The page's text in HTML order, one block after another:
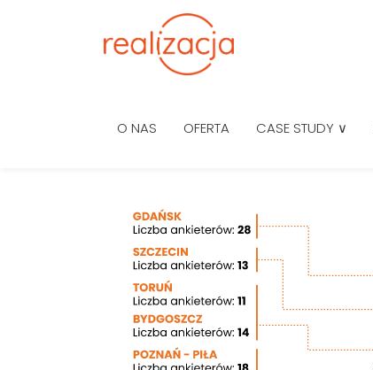
O NAS OFERTA CASE STUDY ∨